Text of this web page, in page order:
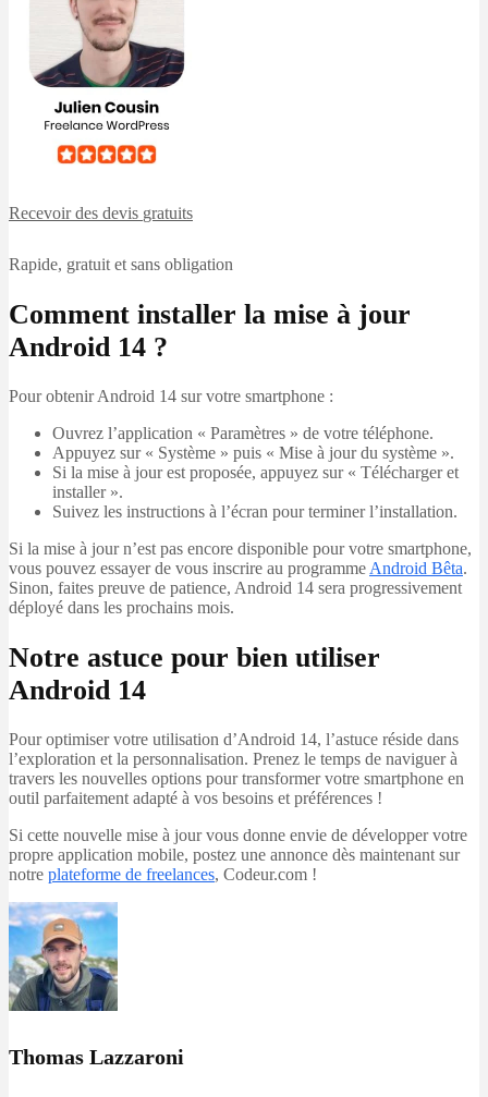
Recevoir des devis gratuits
Rapide, gratuit et sans obligation
Comment installer la mise à jour
Android 14 ?
Pour obtenir Android 14 sur votre smartphone :
Ouvrez l’application « Paramètres » de votre téléphone.
Appuyez sur « Système » puis « Mise à jour du système ».
Si la mise à jour est proposée, appuyez sur « Télécharger et
installer ».
Suivez les instructions à l’écran pour terminer l’installation.
Si la mise à jour n’est pas encore disponible pour votre smartphone,
vous pouvez essayer de vous inscrire au programme Android Bêta.
Sinon, faites preuve de patience, Android 14 sera progressivement
déployé dans les prochains mois.
Notre astuce pour bien utiliser
Android 14
Pour optimiser votre utilisation d’Android 14, l’astuce réside dans
l’exploration et la personnalisation. Prenez le temps de naviguer à
travers les nouvelles options pour transformer votre smartphone en
outil parfaitement adapté à vos besoins et préférences !
Si cette nouvelle mise à jour vous donne envie de développer votre
propre application mobile, postez une annonce dès maintenant sur
notre plateforme de freelances, Codeur.com !
Thomas Lazzaroni